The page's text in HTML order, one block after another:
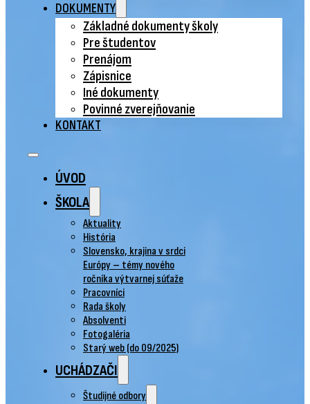
DOKUMENTY
Základné dokumenty školy
Pre študentov
Prenájom
Zápisnice
Iné dokumenty
Povinné zverejňovanie
KONTAKT
ÚVOD
ŠKOLA
Aktuality
História
Slovensko, krajina v srdci
Európy – témy nového
ročníka výtvarnej súťaže
Pracovníci
Rada školy
Absolventi
Fotogaléria
Starý web (do 09/2025)
UCHÁDZAČI
Študijné odbory